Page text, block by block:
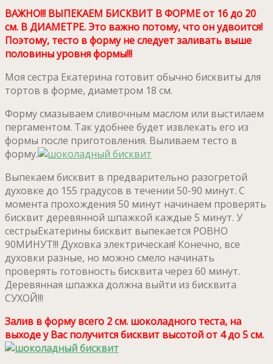
ВАЖНО!!! ВЫПЕКАЕМ БИСКВИТ В ФОРМЕ от 16 до 20
см. В ДИАМЕТРЕ. Это важно потому, что он удвоится!
Поэтому, тесто в форму не следует заливать выше
половины уровня формы!!!
Моя сестра Екатерина готовит обычно бисквиты для
тортов в форме, диаметром 18 см.
Форму смазываем сливочным маслом или выстилаем
пергаментом. Так удобнее будет извлекать его из
формы после приготовления. Выливаем тесто в
форму.
Выпекаем бисквит в предварительно разогретой
духовке до 155 градусов в течении 50-90 минут. С
момента прохождения 50 минут начинаем проверять
бисквит деревянной шпажкой каждые 5 минут. У
сестрыЕкатерины бисквит выпекается РОВНО
90МИНУТ!!! Духовка электрическая! Конечно, все
духовки разные, но можно смело начинать
проверять готовность бисквита через 60 минут.
Деревянная шпажка должна выйти из бисквита
СУХОЙ!!!
Залив в форму всего 2 см. шоколадного теста, на
выходе у Вас получится бисквит высотой от 4 до 5 см.